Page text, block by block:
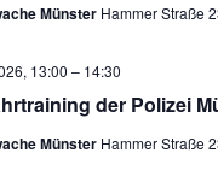
Münster Hammer Straße
der Polizei
13:00 – 14:30
Münster Hammer Straße